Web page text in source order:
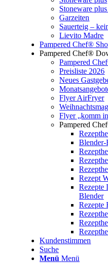
Stoneware
Garzeiten
Sauerteig –
Lievito Madre
Pampered Chef®
Pampered Chef®
Pampered
Preisliste 2026
Neues
Flyer AirFryer
Flyer „komm
Pampered
Blender-
Rezept
Rezepte
Blender
Rezepte
Kundenstimmen
Suche
Menü Menü